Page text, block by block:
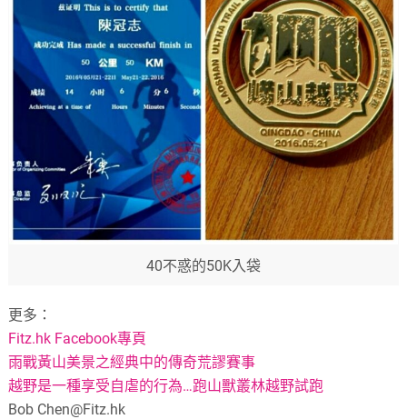
40不惑的50K入袋
更多：
Fitz.hk Facebook專頁
雨戰黃山美景之經典中的傳奇荒謬賽事
越野是一種享受自虐的行為…跑山獸叢林越野試跑
Bob Chen@Fitz.hk